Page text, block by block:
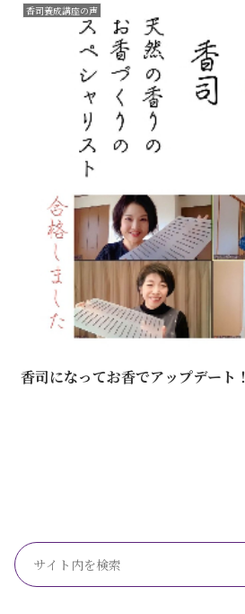
香司養成講座の声
香司になってお香でアップデート！